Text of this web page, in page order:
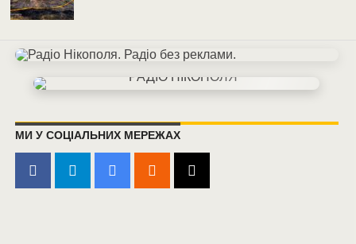
МИ У СОЦІАЛЬНИХ МЕРЕЖАХ